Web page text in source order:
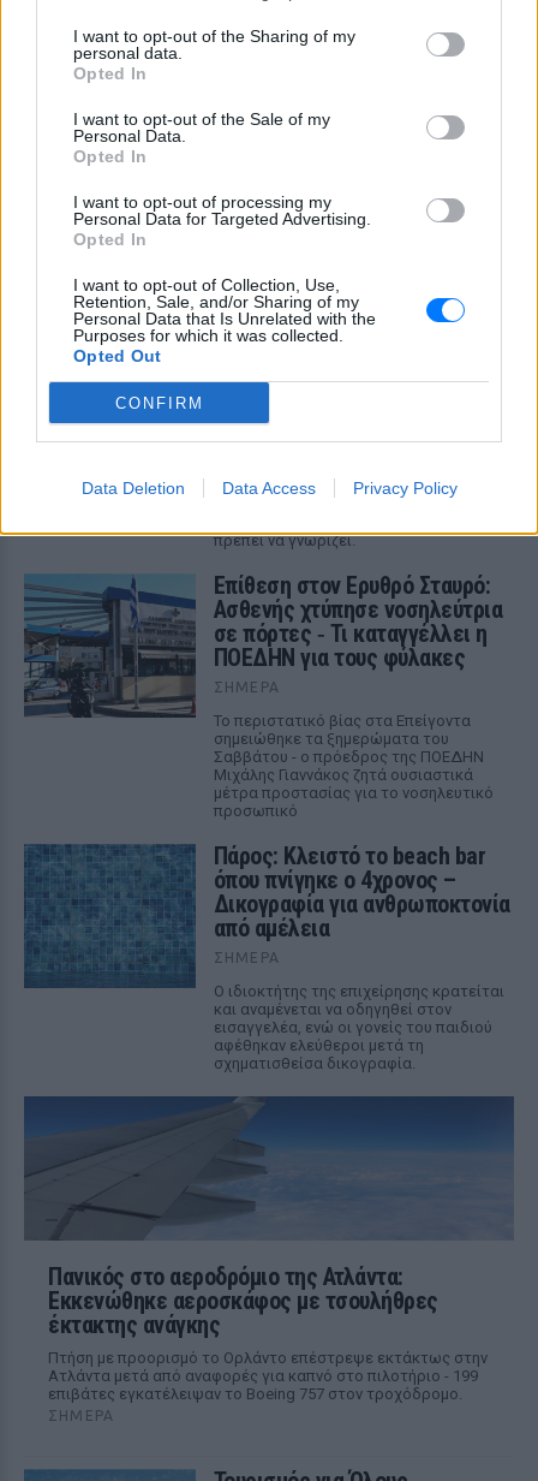
I want to opt-out of the Sharing of my
personal data.
Opted In
I want to opt-out of the Sale of my
Personal Data.
Opted In
I want to opt-out of processing my
Personal Data for Targeted Advertising.
Opted In
I want to opt-out of Collection, Use,
Retention, Sale, and/or Sharing of my
Personal Data that Is Unrelated with the
Purposes for which it was collected.
Opted Out
CONFIRM
Data Deletion Data Access Privacy Policy
Ισραηλινό ΥΠΕΞ προς τουρίστες στην Ελλάδα:
διαδηλώσεων
Ταξιδιωτική προειδοποίηση εξέδωσε το ισραηλινό
υπουργείο Εξωτερικών ενόψει της «ημέρας οργής»
ΣΉΜΕΡΑ
περιπολικό; Τι λέει ο ΚΟΚ που
απαγορεύει την προσπέραση οχήματος
πρέπει να γνωρίζει.
Επίθεση στον Ερυθρό Σταυρό:
Ασθενής χτύπησε νοσηλεύτρια
σε πόρτες ‑ Τι καταγγέλλει η
ΠΟΕΔΗΝ για τους φύλακες
ΣΉΜΕΡΑ
Το περιστατικό βίας στα Επείγοντα
σημειώθηκε τα ξημερώματα του
Σαββάτου - ο πρόεδρος της ΠΟΕΔΗΝ
Μιχάλης Γιαννάκος ζητά ουσιαστικά
μέτρα προστασίας για το νοσηλευτικό
προσωπικό
Πάρος: Κλειστό το beach bar
όπου πνίγηκε ο 4χρονος –
Δικογραφία για ανθρωποκτονία
από αμέλεια
ΣΉΜΕΡΑ
Ο ιδιοκτήτης της επιχείρησης κρατείται
και αναμένεται να οδηγηθεί στον
εισαγγελέα, ενώ οι γονείς του παιδιού
αφέθηκαν ελεύθεροι μετά τη
σχηματισθείσα δικογραφία.
Πανικός στο αεροδρόμιο της Ατλάντα:
Εκκενώθηκε αεροσκάφος με τσουλήθρες
έκτακτης ανάγκης
Πτήση με προορισμό το Ορλάντο επέστρεψε εκτάκτως στην
Ατλάντα μετά από αναφορές για καπνό στο πιλοτήριο - 199
επιβάτες εγκατέλειψαν το Boeing 757 στον τροχόδρομο.
ΣΉΜΕΡΑ